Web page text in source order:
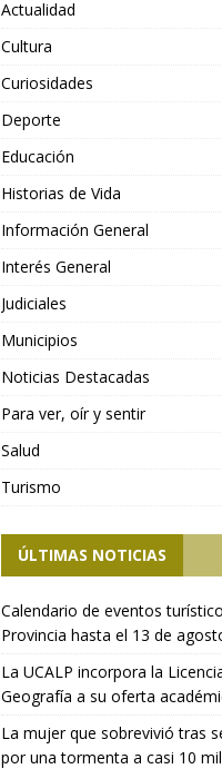
Actualidad
Cultura
Curiosidades
Deporte
Educación
Historias de Vida
Información General
Interés General
Judiciales
Municipios
Noticias Destacadas
Para ver, oír y sentir
Salud
Turismo
ÚLTIMAS NOTICIAS
Calendario de eventos
Provincia hasta el 13 de
La UCALP incorpora la
Geografía a su oferta
La mujer que sobrevivió tras
por una tormenta a casi 10